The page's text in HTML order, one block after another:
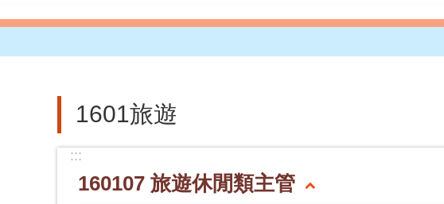
1601旅遊
:::
160107 旅遊休閒類主管